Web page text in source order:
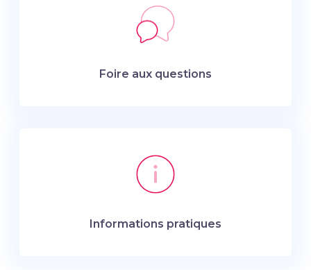
Foire aux questions
Informations pratiques